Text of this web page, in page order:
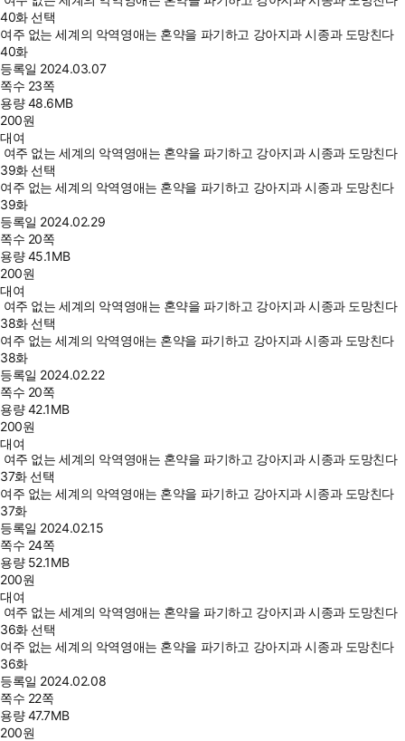
40화 선택
여주 없는 세계의 악역영애는 혼약을 파기하고 강아지과 시종과 도망친다
40화
등록일 2024.03.07
쪽수 23쪽
용량48.6MB
200원
대여
여주 없는 세계의 악역영애는 혼약을 파기하고 강아지과 시종과 도망친다
39화 선택
여주 없는 세계의 악역영애는 혼약을 파기하고 강아지과 시종과 도망친다
39화
등록일 2024.02.29
쪽수 20쪽
용량45.1MB
200원
대여
여주 없는 세계의 악역영애는 혼약을 파기하고 강아지과 시종과 도망친다
38화 선택
여주 없는 세계의 악역영애는 혼약을 파기하고 강아지과 시종과 도망친다
38화
등록일 2024.02.22
쪽수 20쪽
용량42.1MB
200원
대여
여주 없는 세계의 악역영애는 혼약을 파기하고 강아지과 시종과 도망친다
37화 선택
여주 없는 세계의 악역영애는 혼약을 파기하고 강아지과 시종과 도망친다
37화
등록일 2024.02.15
쪽수 24쪽
용량 52.1MB
200원
대여
여주 없는 세계의 악역영애는 혼약을 파기하고 강아지과 시종과 도망친다
36화 선택
여주 없는 세계의 악역영애는 혼약을 파기하고 강아지과 시종과 도망친다
36화
등록일 2024.02.08
쪽수 22쪽
용량47.7MB
200원